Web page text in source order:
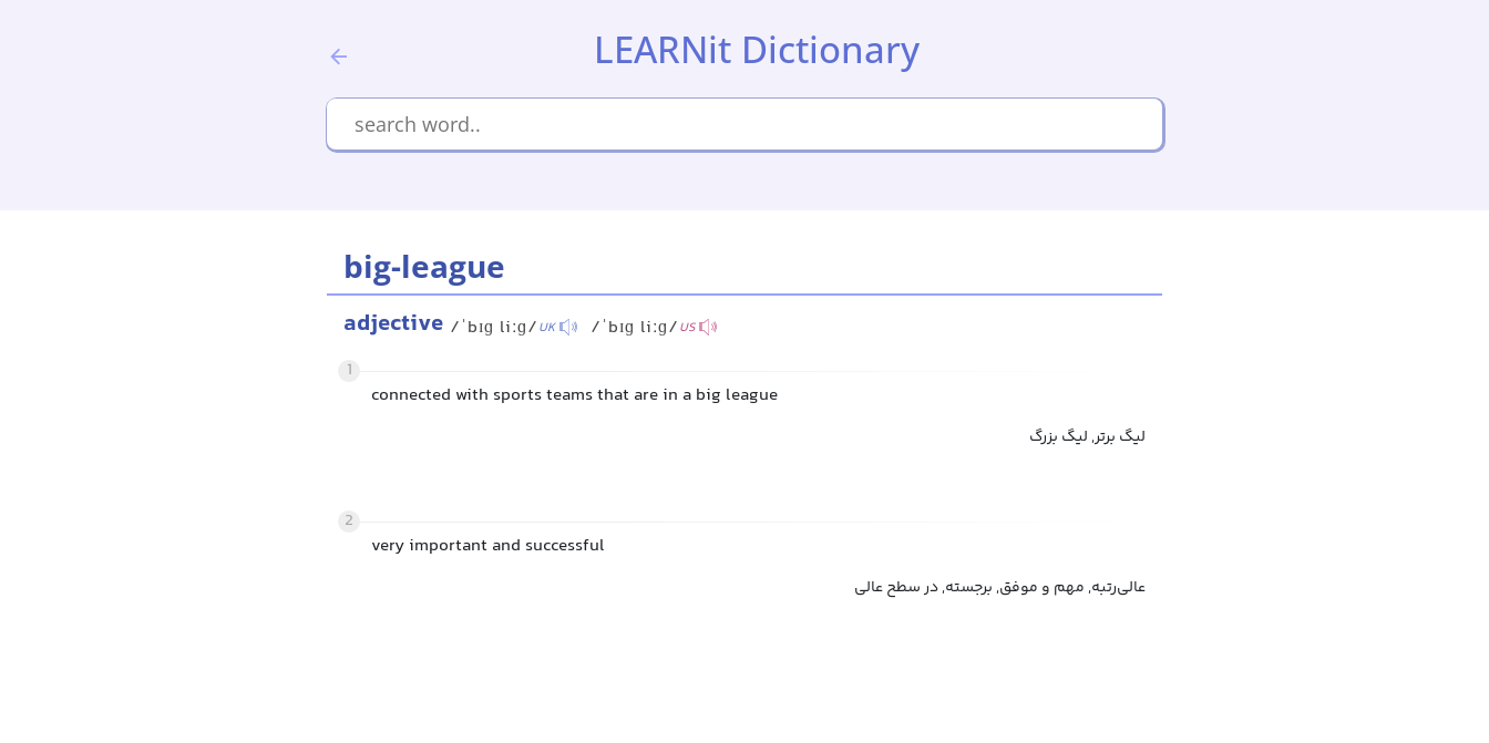
LEARNit Dictionary
big-league
adjective /ˈbɪɡ liːɡ/UK /ˈbɪɡ liːɡ/US
1
connected with sports teams that are in a big league
لیگ برتر, لیگ بزرگ
2
very important and successful
عالی‌رتبه, مهم و موفق, برجسته, در سطح عالی